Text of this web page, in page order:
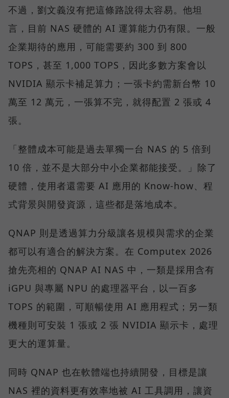
不過，劉文義沒有把這條路說得太容易。他坦
言，目前 NAS 硬體的 AI 運算能力仍有限。一般
企業期待的應用，可能需要約 300 到 800
TOPS，甚至 1,000 TOPS，因此多數方案會以
NVIDIA 顯示卡補足算力；一張卡約需新台幣 10
萬至 12 萬元，一張算不完，就得配置 2 張或 4
張。
「整體成本可能是過去單獨一台 NAS 的 5 倍到
10 倍，並不是大部分中小企業都能接受。」除了
硬體，使用者還需要 AI 應用的 Know-how、程
式背景與開發資源，這些都是落地成本。
QNAP 則是透過算力分級讓各規模與需求的企業
都可以有適合的解決方案。在 Computex 2026
搶先亮相的 QNAP AI NAS 中，一類是採用含有
iGPU 與專屬 NPU 的處理器平台，以一百多
TOPS 的範圍，可順暢使用 AI 應用程式；另一類
機種則可安裝 1 張或 2 張 NVIDIA 顯示卡，處理
更大的運算量。
同時 QNAP 也在軟體端也持續開發，目標是讓
NAS 裡的資料更有效率地被 AI 工具調用，讓資